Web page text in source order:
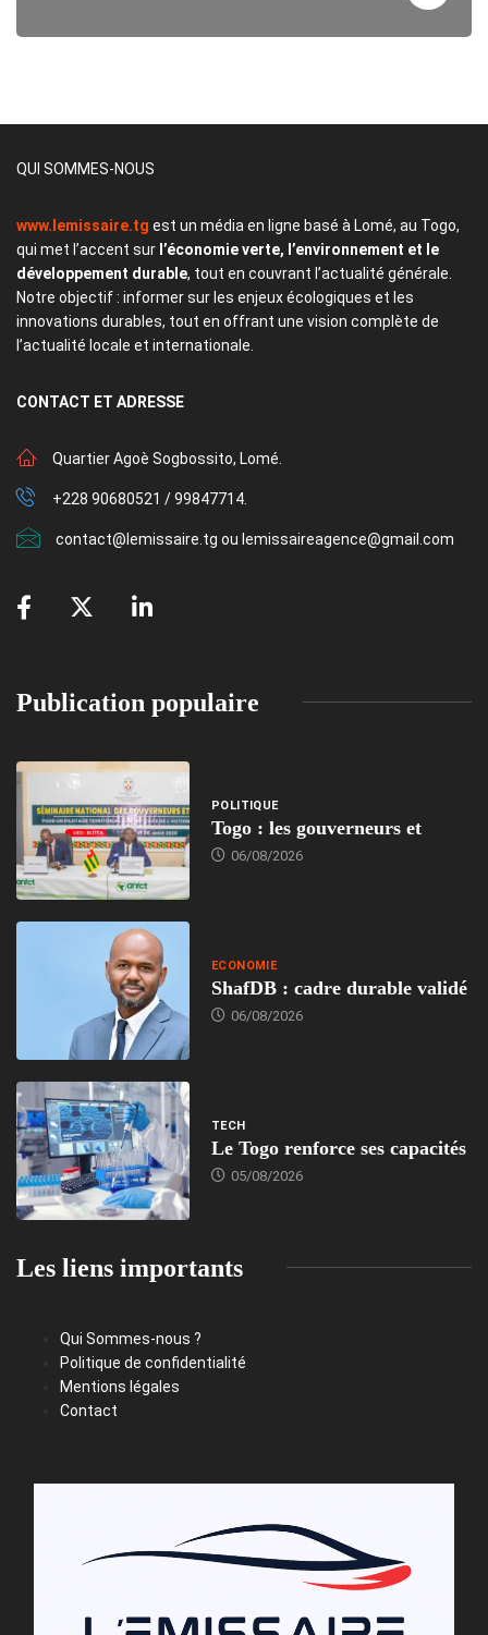
QUI SOMMES-NOUS
www.lemissaire.tg est un média en ligne basé à Lomé, au Togo,
qui met l’accent sur l’économie verte, l’environnement et le
développement durable, tout en couvrant l’actualité générale.
Notre objectif : informer sur les enjeux écologiques et les
innovations durables, tout en offrant une vision complète de
l’actualité locale et internationale.
CONTACT ET ADRESSE
Quartier Agoè Sogbossito, Lomé.
+228 90680521 / 99847714.
contact@lemissaire.tg ou lemissaireagence@gmail.com
Publication populaire
POLITIQUE
Togo : les gouverneurs et
06/08/2026
ECONOMIE
ShafDB : cadre durable validé
06/08/2026
TECH
Le Togo renforce ses capacités
05/08/2026
Les liens importants
Qui Sommes-nous ?
Politique de confidentialité
Mentions légales
Contact